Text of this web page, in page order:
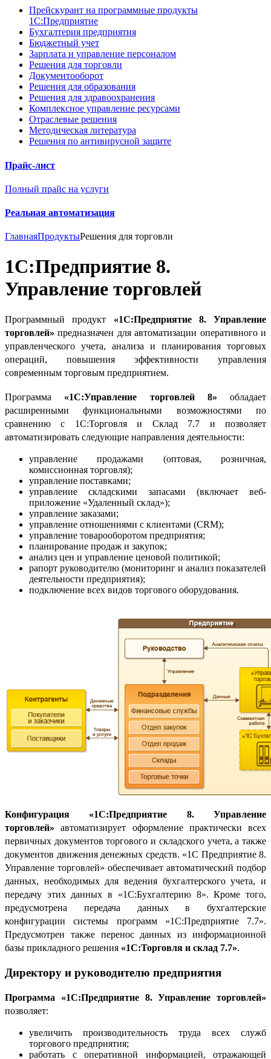
Прейскурант на программные продукты
1С:Предприятие
Бухгалтерия предприятия
Бюджетный учет
Зарплата и управление персоналом
Решения для торговли
Документооборот
Решения для образования
Решения для здравоохранения
Комплексное управление ресурсами
Отраслевые решения
Методическая литература
Решения по антивирусной защите
Прайс-лист
Полный прайс на услуги
Реальная автоматизация
ГлавнаяПродуктыРешения для торговли
1С:Предприятие 8.
Управление торговлей
Программный продукт «1С:Предприятие 8. Управление
торговлей» предназначен для автоматизации оперативного и
управленческого учета, анализа и планирования торговых
операций, повышения эффективности управления
современным торговым предприятием.
Программа «1С:Управление торговлей 8» обладает
расширенными функциональными возможностями по
сравнению с 1С:Торговля и Склад 7.7 и позволяет
автоматизировать следующие направления деятельности:
управление продажами (оптовая, розничная,
комиссионная торговля);
управление поставками;
управление складскими запасами (включает веб-
приложение «Удаленный склад»);
управление заказами;
управление отношениями с клиентами (CRM);
управление товарооборотом предприятия;
планирование продаж и закупок;
анализ цен и управление ценовой политикой;
рапорт руководителю (мониторинг и анализ показателей
деятельности предприятия);
подключение всех видов торгового оборудования.
Конфигурация «1С:Предприятие 8. Управление
торговлей»автоматизирует оформление практически всех
первичных документов торгового и складского учета, а также
документов движения денежных средств. «1С Предприятие 8.
Управление торговлей» обеспечивает автоматический подбор
данных, необходимых для ведения бухгалтерского учета, и
передачу этих данных в «1С:Бухгалтерию 8». Кроме того,
предусмотрена передача данных в бухгалтерские
конфигурации системы программ «1С:Предприятие 7.7».
Предусмотрен также перенос данных из информационной
базы прикладного решения «1С:Торговля и склад 7.7».
Директору и руководителю предприятия
Программа «1С:Предприятие 8. Управление торговлей»
позволяет:
увеличить производительность труда всех служб
торгового предприятия;
работать с оперативной информацией, отражающей